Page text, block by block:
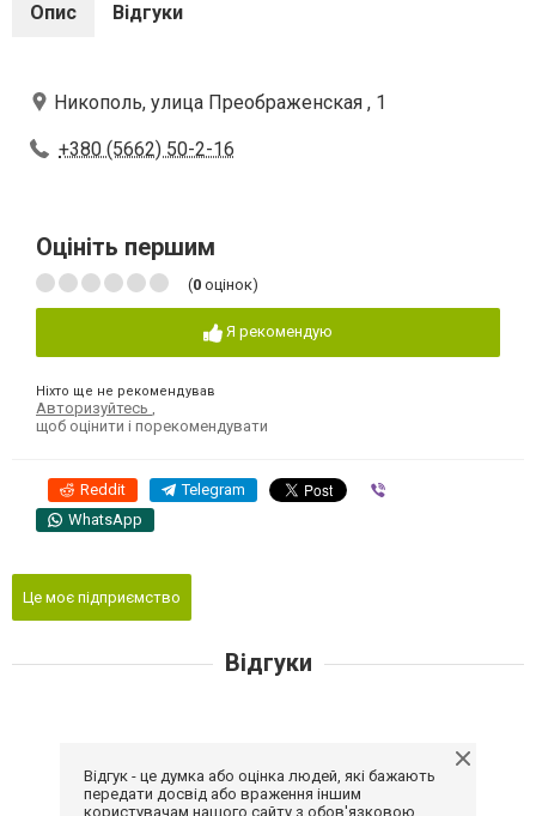
Опис Відгуки
Никополь, улица Преображенская , 1
+380 (5662) 50-2-16
Оцініть першим
(0 оцінок)
Я рекомендую
Ніхто ще не рекомендував
Авторизуйтесь
щоб оцінити і порекомендувати
Reddit Telegram
WhatsApp
Це моє підприємство
Відгуки
Відгук - це думка або оцінка людей, які бажають
передати досвід або враження іншим
користувачам нашого сайту з обов'язковою